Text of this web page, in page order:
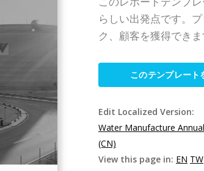
らしい出発点です。
ク、顧客を獲得できま
このテンプレート
Edit Localized Version:
Water Manufacture
(CN)
View this page in: EN TW